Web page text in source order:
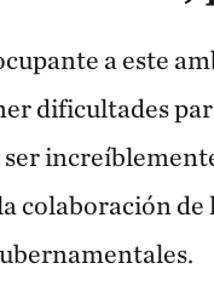
a este
dificultades
colaboración